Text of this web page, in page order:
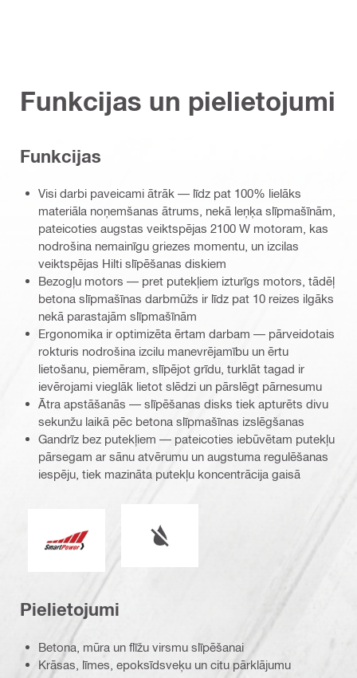
Funkcijas un pielietojumi
Funkcijas
Visi darbi paveicami ātrāk — līdz pat 100% lielāks
materiāla noņemšanas ātrums, nekā leņķa slīpmašīnām,
pateicoties augstas veiktspējas 2100 W motoram, kas
nodrošina nemainīgu griezes momentu, un izcilas
veiktspējas Hilti slīpēšanas diskiem
Bezogļu motors — pret putekļiem izturīgs motors, tādēļ
betona slīpmašīnas darbmūžs ir līdz pat 10 reizes ilgāks
nekā parastajām slīpmašīnām
Ergonomika ir optimizēta ērtam darbam — pārveidotais
rokturis nodrošina izcilu manevrējamību un ērtu
lietošanu, piemēram, slīpējot grīdu, turklāt tagad ir
ievērojami vieglāk lietot slēdzi un pārslēgt pārnesumu
Ātra apstāšanās — slīpēšanas disks tiek apturēts divu
sekunžu laikā pēc betona slīpmašīnas izslēgšanas
Gandrīz bez putekļiem — pateicoties iebūvētam putekļu
pārsegam ar sānu atvērumu un augstuma regulēšanas
iespēju, tiek mazināta putekļu koncentrācija gaisā
Pielietojumi
Betona, mūra un flīžu virsmu slīpēšanai
Krāsas, līmes, epoksīdsveķu un citu pārklājumu